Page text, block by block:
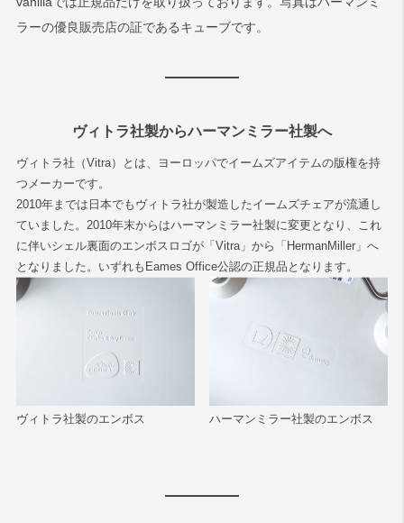
ラーの優良販売店の証であるキューブです。
ヴィトラ社製からハーマンミラー社製へ
ヴィトラ社（Vitra）とは、ヨーロッパでイームズアイテムの版権を持
つメーカーです。
2010年までは日本でもヴィトラ社が製造したイームズチェアが流通し
ていました。2010年末からはハーマンミラー社製に変更となり、これ
に伴いシェル裏面のエンボスロゴが「Vitra」から「HermanMiller」へ
となりました。いずれもEames Office公認の正規品となります。
ヴィトラ社製のエンボス ハーマンミラー社製のエンボス